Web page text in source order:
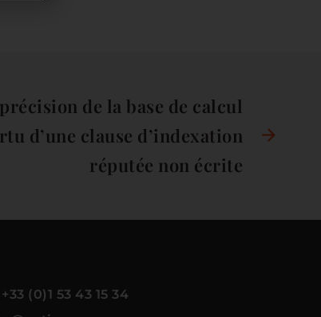
de la base de calcul
d’une clause d’indexation
réputée non écrite
(0)1 53 43 15 34